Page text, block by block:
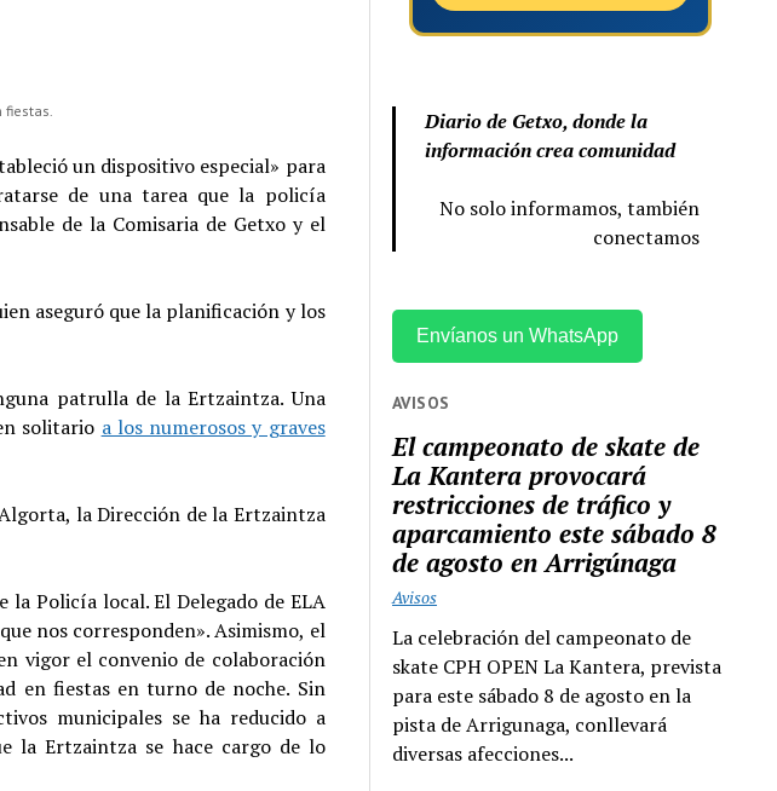
fiestas.
un dispositivo especial» para
de una tarea que la policía
de la Comisaria de Getxo y el
aseguró que la planificación y los
patrulla de la Ertzaintza. Una
solitario a los numerosos y graves
la Dirección de la Ertzaintza
Policía local. El Delegado de ELA
nos corresponden». Asimismo, el
vigor el convenio de colaboración
en fiestas en turno de noche. Sin
municipales se ha reducido a
la Ertzaintza se hace cargo de lo
Diario de Getxo, donde la
información crea comunidad
No solo informamos, también
conectamos
Envíanos un WhatsApp
AVISOS
El campeonato de skate de
La Kantera provocará
restricciones de tráfico y
aparcamiento este sábado 8
de agosto en Arrigúnaga
Avisos
La celebración del campeonato de
skate CPH OPEN La Kantera, prevista
para este sábado 8 de agosto en la
pista de Arrigunaga, conllevará
diversas afecciones...